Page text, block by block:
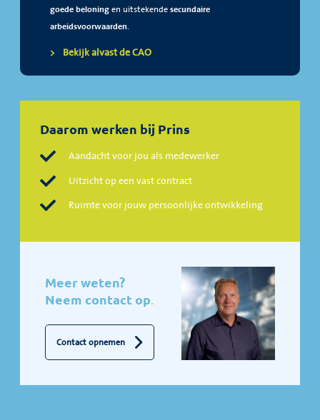
goede beloning en uitstekende secundaire
arbeidsvoorwaarden.
Bekijk alvast de CAO
Daarom werken bij Prins
Aandacht voor jou als medewerker
Uitzicht op een vast contract
Ruimte voor jouw persoonlijke ontwikkeling
Meer weten?
Neem contact op.
Contact opnemen